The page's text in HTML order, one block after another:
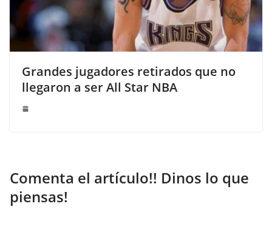
Grandes jugadores retirados que no
llegaron a ser All Star NBA
Comenta el artículo!! Dinos lo que
piensas!